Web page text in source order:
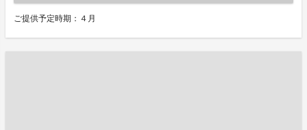
ご提供予定時期：４月